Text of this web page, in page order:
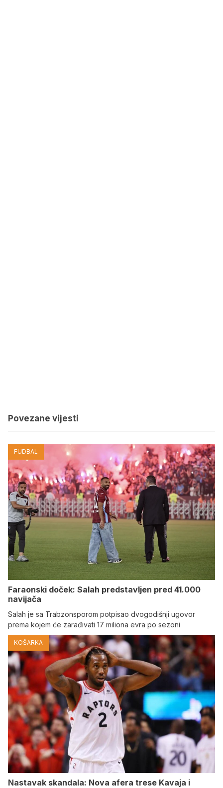
Povezane vijesti
FUDBAL
Faraonski doček: Salah predstavljen pred 41.000
navijača
Salah je sa Trabzonsporom potpisao dvogodišnji ugovor
prema kojem će zarađivati 17 miliona evra po sezoni
KOŠARKA
Nastavak skandala: Nova afera trese Kavaja i